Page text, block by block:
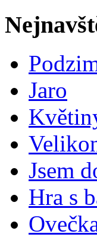
Jaro
Jsem
Hra s